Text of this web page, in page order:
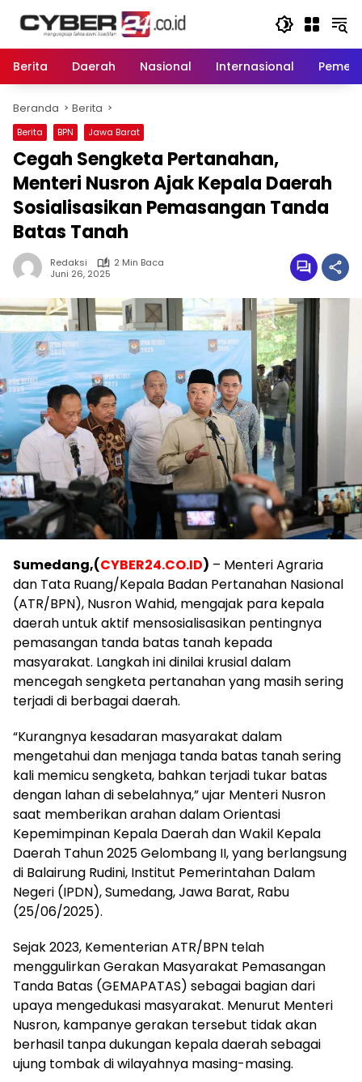
Berita
Daerah Nasional Internasional
Beranda Berita
Berita BPN Jawa Barat
Cegah Sengketa Pertanahan,
Menteri Nusron Ajak Kepala Daerah
Sosialisasikan Pemasangan Tanda
Batas Tanah
Redaksi
2 Min Baca
Juni 26, 2025
Sumedang,(CYBER24.CO.ID) – Menteri Agraria
dan Tata Ruang/Kepala Badan Pertanahan Nasional
(ATR/BPN), Nusron Wahid, mengajak para kepala
daerah untuk aktif mensosialisasikan pentingnya
pemasangan tanda batas tanah kepada
masyarakat. Langkah ini dinilai krusial dalam
mencegah sengketa pertanahan yang masih sering
terjadi di berbagai daerah.
“Kurangnya kesadaran masyarakat dalam
mengetahui dan menjaga tanda batas tanah sering
kali memicu sengketa, bahkan terjadi tukar batas
dengan lahan di sebelahnya,” ujar Menteri Nusron
saat memberikan arahan dalam Orientasi
Kepemimpinan Kepala Daerah dan Wakil Kepala
Daerah Tahun 2025 Gelombang II, yang berlangsung
di Balairung Rudini, Institut Pemerintahan Dalam
Negeri (IPDN), Sumedang, Jawa Barat, Rabu
(25/06/2025).
Sejak 2023, Kementerian ATR/BPN telah
menggulirkan Gerakan Masyarakat Pemasangan
Tanda Batas (GEMAPATAS) sebagai bagian dari
upaya mengedukasi masyarakat. Menurut Menteri
Nusron, kampanye gerakan tersebut tidak akan
berhasil tanpa dukungan kepala daerah sebagai
ujung tombak di wilayahnya masing-masing.